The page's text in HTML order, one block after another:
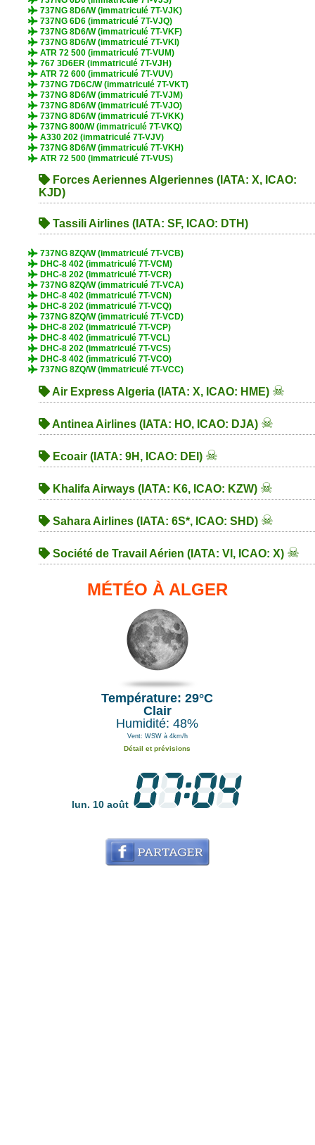
737NG 8D6/W (immatriculé 7T-VJK)
737NG 6D6 (immatriculé 7T-VJQ)
737NG 8D6/W (immatriculé 7T-VKF)
737NG 8D6/W (immatriculé 7T-VKI)
ATR 72 500 (immatriculé 7T-VUM)
767 3D6ER (immatriculé 7T-VJH)
ATR 72 600 (immatriculé 7T-VUV)
737NG 7D6C/W (immatriculé 7T-VKT)
737NG 8D6/W (immatriculé 7T-VJM)
737NG 8D6/W (immatriculé 7T-VJO)
737NG 8D6/W (immatriculé 7T-VKK)
737NG 800/W (immatriculé 7T-VKQ)
A330 202 (immatriculé 7T-VJV)
737NG 8D6/W (immatriculé 7T-VKH)
ATR 72 500 (immatriculé 7T-VUS)
Forces Aeriennes Algeriennes (IATA: X, ICAO:
KJD)
Tassili Airlines (IATA: SF, ICAO: DTH)
737NG 8ZQ/W (immatriculé 7T-VCB)
DHC-8 402 (immatriculé 7T-VCM)
DHC-8 202 (immatriculé 7T-VCR)
737NG 8ZQ/W (immatriculé 7T-VCA)
DHC-8 402 (immatriculé 7T-VCN)
DHC-8 202 (immatriculé 7T-VCQ)
737NG 8ZQ/W (immatriculé 7T-VCD)
DHC-8 202 (immatriculé 7T-VCP)
DHC-8 402 (immatriculé 7T-VCL)
DHC-8 202 (immatriculé 7T-VCS)
DHC-8 402 (immatriculé 7T-VCO)
737NG 8ZQ/W (immatriculé 7T-VCC)
Air Express Algeria (IATA: X, ICAO: HME) ☠
Antinea Airlines (IATA: HO, ICAO: DJA) ☠
Ecoair (IATA: 9H, ICAO: DEI) ☠
Khalifa Airways (IATA: K6, ICAO: KZW) ☠
Sahara Airlines (IATA: 6S*, ICAO: SHD) ☠
Société de Travail Aérien (IATA: VI, ICAO: X) ☠
MÉTÉO À ALGER
Température: 29°C
Clair
Humidité: 48%
Vent: WSW à 4km/h
Détail et prévisions
lun. 10 août